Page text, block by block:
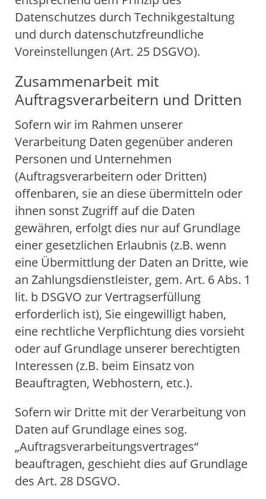
Datenschutzes durch Technikgestaltung
und durch datenschutzfreundliche
Voreinstellungen (Art. 25 DSGVO).
Zusammenarbeit mit
Auftragsverarbeitern und Dritten
Sofern wir im Rahmen unserer
Verarbeitung Daten gegenüber anderen
Personen und Unternehmen
(Auftragsverarbeitern oder Dritten)
offenbaren, sie an diese übermitteln oder
ihnen sonst Zugriff auf die Daten
gewähren, erfolgt dies nur auf Grundlage
einer gesetzlichen Erlaubnis (z.B. wenn
eine Übermittlung der Daten an Dritte, wie
an Zahlungsdienstleister, gem. Art. 6 Abs. 1
lit. b DSGVO zur Vertragserfüllung
erforderlich ist), Sie eingewilligt haben,
eine rechtliche Verpflichtung dies vorsieht
oder auf Grundlage unserer berechtigten
Interessen (z.B. beim Einsatz von
Beauftragten, Webhostern, etc.).
Sofern wir Dritte mit der Verarbeitung von
Daten auf Grundlage eines sog.
„Auftragsverarbeitungsvertrages“
beauftragen, geschieht dies auf Grundlage
des Art. 28 DSGVO.